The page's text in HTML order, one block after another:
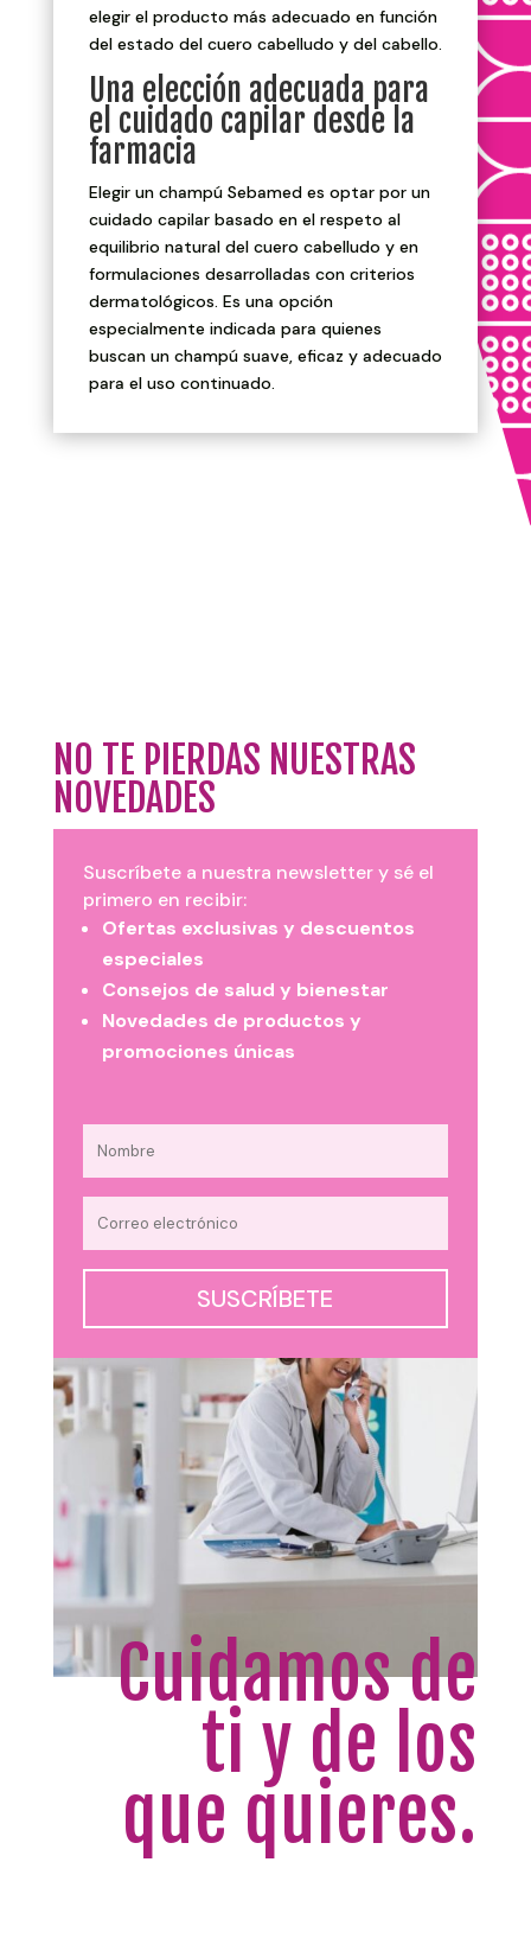
elegir el producto más adecuado en función
del estado del cuero cabelludo y del cabello.
Una elección adecuada para
el cuidado capilar desde la
farmacia
Elegir un champú Sebamed es optar por un
cuidado capilar basado en el respeto al
equilibrio natural del cuero cabelludo y en
formulaciones desarrolladas con criterios
dermatológicos. Es una opción
especialmente indicada para quienes
buscan un champú suave, eficaz y adecuado
para el uso continuado.
NO TE PIERDAS NUESTRAS
NOVEDADES
Suscríbete a nuestra newsletter y sé el
primero en recibir:
Ofertas exclusivas y descuentos
especiales
Consejos de salud y bienestar
Novedades de productos y
promociones únicas
SUSCRÍBETE
Cuidamos de
ti y de los
que quieres.